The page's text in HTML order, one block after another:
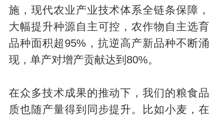
施，现代农业产业技术体系全链条保障，
大幅提升种源自主可控，农作物自主选育
品种面积超95%，抗逆高产新品种不断涌
现，单产对增产贡献达到80%。
在众多技术成果的推动下，我们的粮食品
质也随产量得到同步提升。比如小麦，在